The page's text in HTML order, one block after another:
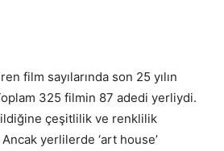
film sayılarında son 25 yılın
325 filmin 87 adedi yerliydi.
çeşitlilik ve renklilik
yerlilerde ‘art house’